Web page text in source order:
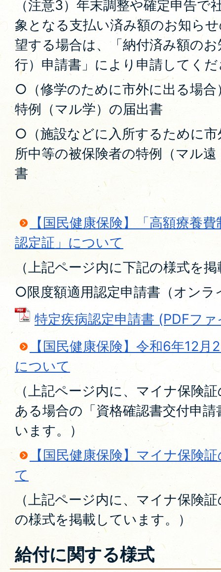
（注意3）年末調整や確定申告で
象となる支払い済み額のお知ら
望する場合は、「納付済み額の
行）申請書」により申請してく
○（修学のために市外に出る場合
特例（マル学）の届出書
○（施設などに入所するために
所中等の被保険者の特例（マル
書
【国民健康保険】「高額療養
認定証」について
（上記ページ内に下記の様式を
○限度額適用認定申請書（オンラ
特定疾病認定申請書 (PDFフ
【国民健康保険】令和6年12
について
（上記ページ内に、マイナ保険
ある場合の「資格確認書交付申
います。）
【国民健康保険】マイナ保険
て
（上記ページ内に、マイナ保険
の様式を掲載しています。）
給付に関する様式